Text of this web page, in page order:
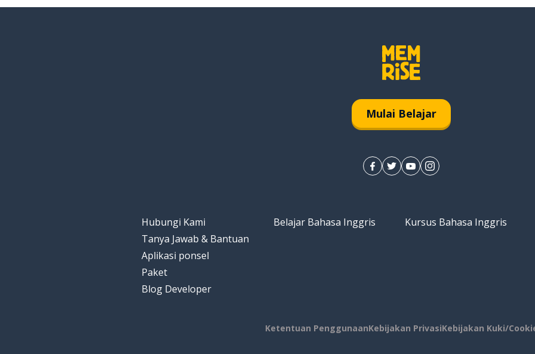
Mulai Belajar
Hubungi Kami
Tanya Jawab & Bantuan
Aplikasi ponsel
Paket
Blog Developer
Belajar Bahasa Inggris Kursus Bahasa Inggris
Ketentuan PenggunaanKebijakan PrivasiKebijakan Kuki/